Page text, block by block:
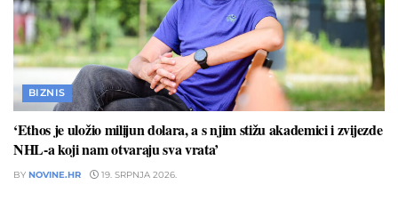
BIZNIS
‘Ethos je uložio milijun dolara, a s njim stižu akademici i zvijezde
NHL-a koji nam otvaraju sva vrata’
BY NOVINE.HR 19. SRPNJA 2026.